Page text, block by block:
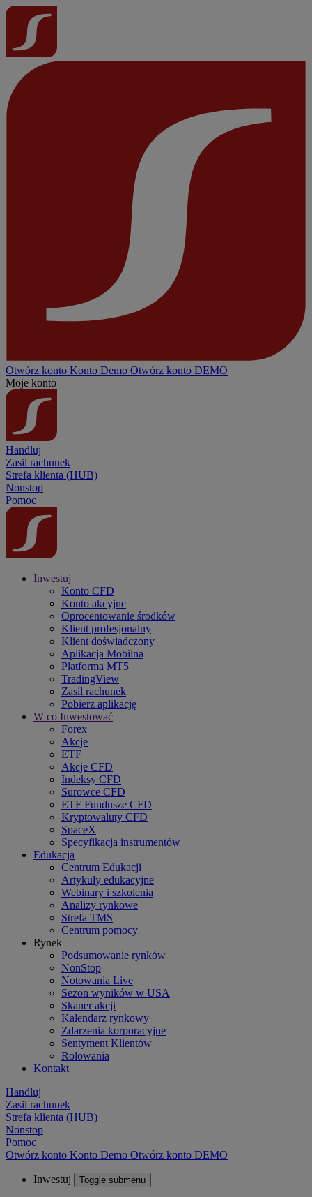
Otwórz konto Konto Demo Otwórz konto DEMO
Moje konto
Handluj
Zasil rachunek
Strefa klienta (HUB)
Nonstop
Pomoc
Inwestuj
Konto CFD
Konto akcyjne
Oprocentowanie środków
Klient profesjonalny
Klient doświadczony
Aplikacja Mobilna
Platforma MT5
TradingView
Zasil rachunek
Pobierz aplikację
W co Inwestować
Forex
Akcje
ETF
Akcje CFD
Indeksy CFD
Surowce CFD
ETF Fundusze CFD
Kryptowaluty CFD
SpaceX
Specyfikacja instrumentów
Edukacja
Centrum Edukacji
Artykuły edukacyjne
Webinary i szkolenia
Analizy rynkowe
Strefa TMS
Centrum pomocy
Rynek
Podsumowanie rynków
NonStop
Notowania Live
Sezon wyników w USA
Skaner akcji
Kalendarz rynkowy
Zdarzenia korporacyjne
Sentyment Klientów
Rolowania
Kontakt
Handluj
Zasil rachunek
Strefa klienta (HUB)
Nonstop
Pomoc
Otwórz konto Konto Demo Otwórz konto DEMO
Inwestuj Toggle submenu